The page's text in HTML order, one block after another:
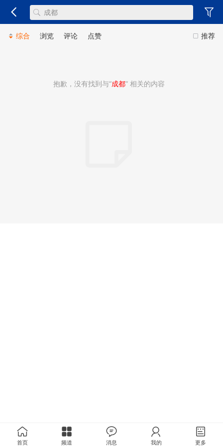
推荐
综合 浏览 评论 点赞
抱歉，没有找到与“成都” 相关的内容
首页 频道 消息 我的 更多